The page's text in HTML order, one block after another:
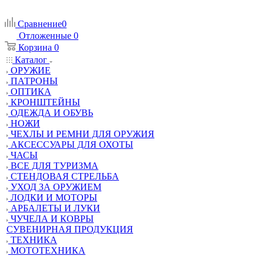
Сравнение0
Отложенные 0
Корзина 0
Каталог
ОРУЖИЕ
ПАТРОНЫ
ОПТИКА
КРОНШТЕЙНЫ
ОДЕЖДА И ОБУВЬ
НОЖИ
ЧЕХЛЫ И РЕМНИ ДЛЯ ОРУЖИЯ
АКСЕССУАРЫ ДЛЯ ОХОТЫ
ЧАСЫ
ВСЕ ДЛЯ ТУРИЗМА
СТЕНДОВАЯ СТРЕЛЬБА
УХОД ЗА ОРУЖИЕМ
ЛОДКИ И МОТОРЫ
АРБАЛЕТЫ И ЛУКИ
ЧУЧЕЛА И КОВРЫ
СУВЕНИРНАЯ ПРОДУКЦИЯ
ТЕХНИКА
МОТОТЕХНИКА